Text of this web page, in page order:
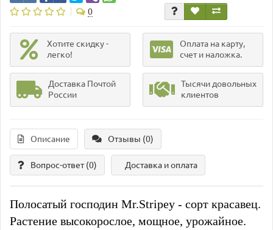
0
Хотите скидку -
легко!
Оплата на карту,
счет и наложка.
Доставка Почтой
России
Тысячи довольных
клиентов
Описание Отзывы (0)
Вопрос-ответ(0) Доставка и оплата
Полосатый господин Mr.Stripey - сорт красавец.
Растение высокорослое, мощное, урожайное.